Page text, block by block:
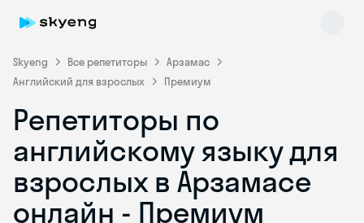
Skyeng Все репетиторы
Арзамас
Английский для взрослых
Премиум
Репетиторы по
английскому языку для
взрослых в Арзамасе
онлайн - Премиум
Skyeng Chat